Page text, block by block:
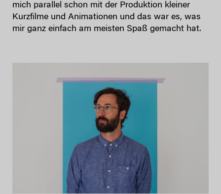
mich parallel schon mit der Produktion kleiner
Kurzfilme und Animationen und das war es, was
mir ganz einfach am meisten Spaß gemacht hat.